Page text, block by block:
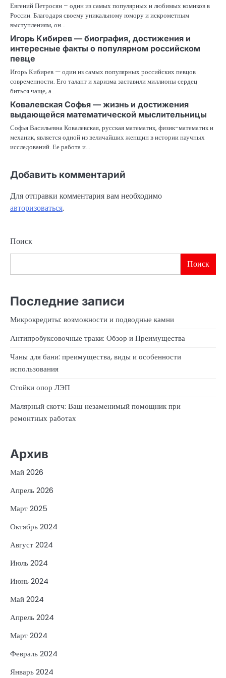
Евгений Петросян – один из самых популярных и любимых комиков в
России. Благодаря своему уникальному юмору и искрометным
выступлениям, он…
Игорь Кибирев — биография, достижения и
интересные факты о популярном российском
певце
Игорь Кибирев — один из самых популярных российских певцов
современности. Его талант и харизма заставили миллионы сердец
биться чаще, а…
Ковалевская Софья — жизнь и достижения
выдающейся математической мыслительницы
Софья Васильевна Ковалевская, русская математик, физик-математик и
механик, является одной из величайших женщин в истории научных
исследований. Ее работа и…
Добавить комментарий
Для отправки комментария вам необходимо
авторизоваться.
Поиск
Поиск
Последние записи
Микрокредиты: возможности и подводные камни
Антипробуксовочные траки: Обзор и Преимущества
Чаны для бани: преимущества, виды и особенности
использования
Стойки опор ЛЭП
Малярный скотч: Ваш незаменимый помощник при
ремонтных работах
Архив
Май 2026
Апрель 2026
Март 2025
Октябрь 2024
Август 2024
Июль 2024
Июнь 2024
Май 2024
Апрель 2024
Март 2024
Февраль 2024
Январь 2024